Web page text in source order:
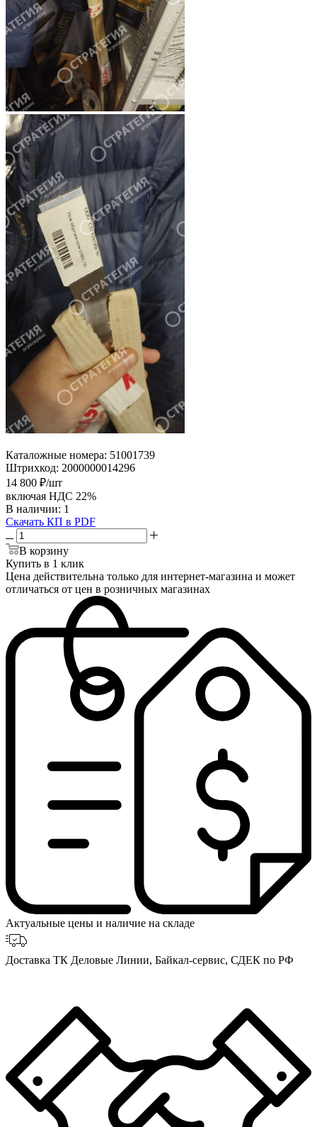
Каталожные номера: 51001739
Штрихкод: 2000000014296
14 800 ₽/шт
включая НДС 22%
В наличии: 1
Скачать КП в PDF
В корзину
Купить в 1 клик
Цена действительна только для интернет-магазина и может
отличаться от цен в розничных магазинах
Актуальные цены и наличие на складе
Доставка ТК Деловые Линии, Байкал-сервис, СДЕК по РФ